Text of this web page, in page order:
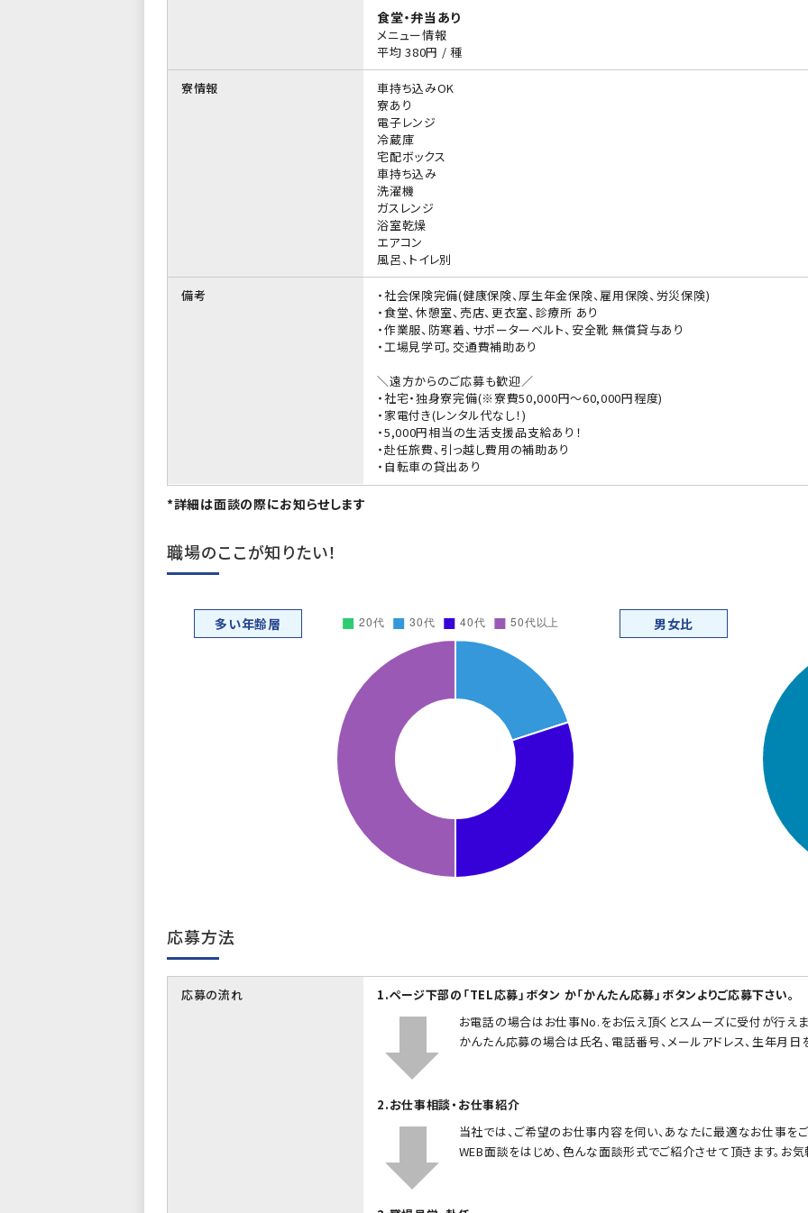
食堂・弁当あり
メニュー情報
平均 380円 / 種
寮情報
車持ち込みOK
寮あり
電子レンジ
冷蔵庫
宅配ボックス
車持ち込み
洗濯機
ガスレンジ
浴室乾燥
エアコン
風呂、トイレ別
備考
・社会保険完備(健康保険、厚生年金保険、雇用保険、労災保険)
・食堂、休憩室、売店、更衣室、診療所 あり
・作業服、防寒着、サポーターベルト、安全靴 無償貸与あり
・工場見学可。交通費補助あり
＼遠方からのご応募も歓迎／
・社宅・独身寮完備(※寮費50,000円～60,000円程度)
・家電付き(レンタル代なし！)
・5,000円相当の生活支援品支給あり！
・赴任旅費、引っ越し費用の補助あり
・自転車の貸出あり
*詳細は面談の際にお知らせします
職場のここが知りたい！
多い年齢層 男女比
応募方法
応募の流れ
1.ページ下部の「TEL応募」ボタン か「かんたん応募」ボタンよりご応募下さい。
お電話の場合はお仕事No.をお伝え頂くとスムーズに受付が行えま
かんたん応募の場合は氏名、電話番号、メールアドレス、生年月日
2.お仕事相談・お仕事紹介
当社では、ご希望のお仕事内容を伺い、あなたに最適なお仕事を
WEB面談をはじめ、色んな面談形式でご紹介させて頂きます。お